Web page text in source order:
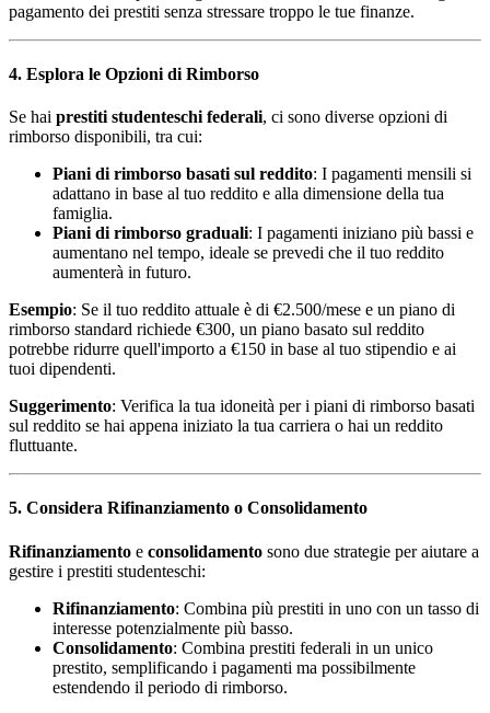
pagamento dei prestiti senza stressare troppo le tue finanze.
4. Esplora le Opzioni di Rimborso
Se hai prestiti studenteschi federali, ci sono diverse opzioni di
rimborso disponibili, tra cui:
Piani di rimborso basati sul reddito: I pagamenti mensili si
adattano in base al tuo reddito e alla dimensione della tua
famiglia.
Piani di rimborso graduali: I pagamenti iniziano più bassi e
aumentano nel tempo, ideale se prevedi che il tuo reddito
aumenterà in futuro.
Esempio: Se il tuo reddito attuale è di €2.500/mese e un piano di
rimborso standard richiede €300, un piano basato sul reddito
potrebbe ridurre quell'importo a €150 in base al tuo stipendio e ai
tuoi dipendenti.
Suggerimento: Verifica la tua idoneità per i piani di rimborso basati
sul reddito se hai appena iniziato la tua carriera o hai un reddito
fluttuante.
5. Considera Rifinanziamento o Consolidamento
Rifinanziamento e consolidamento sono due strategie per aiutare a
gestire i prestiti studenteschi:
Rifinanziamento: Combina più prestiti in uno con un tasso di
interesse potenzialmente più basso.
Consolidamento: Combina prestiti federali in un unico
prestito, semplificando i pagamenti ma possibilmente
estendendo il periodo di rimborso.